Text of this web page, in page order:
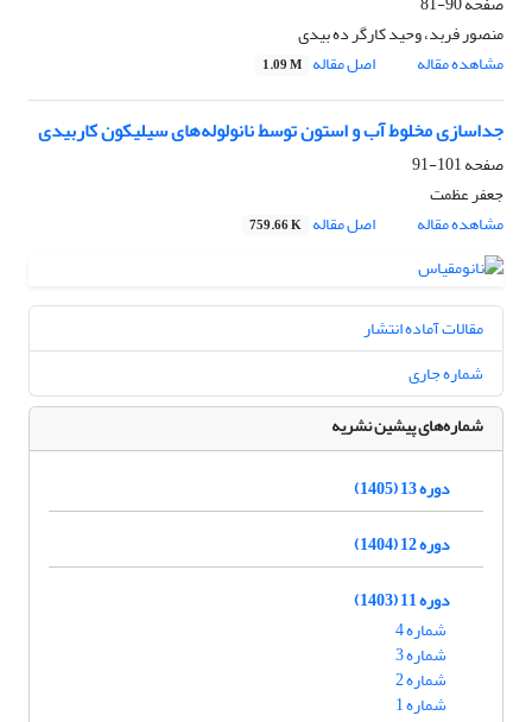
منصور فربد، وحید کارگر ده بیدی
مشاهده مقاله
اصل مقاله 1.09 M
جداسازی مخلوط آب و استون توسط نانولوله‌های سیلیکون کاربیدی
صفحه101-91
جعفر عظمت
مشاهده مقاله
اصل مقاله 759.66 K
مقالات آماده انتشار
شماره جاری
شماره‌های پیشین نشریه
دوره 13 (1405)
دوره 12 (1404)
دوره 11 (1403)
شماره 4
شماره 3
شماره 2
شماره 1